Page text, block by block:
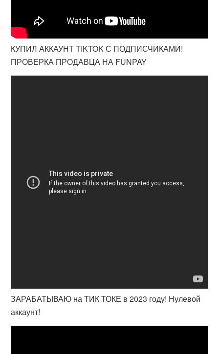
КУПИЛ АККАУНТ TIKTOK С ПОДПИСЧИКАМИ!
ПРОВЕРКА ПРОДАВЦА НА FUNPAY
ЗАРАБАТЫВАЮ на ТИК ТОКЕ в 2023 году! Нулевой
аккаунт!